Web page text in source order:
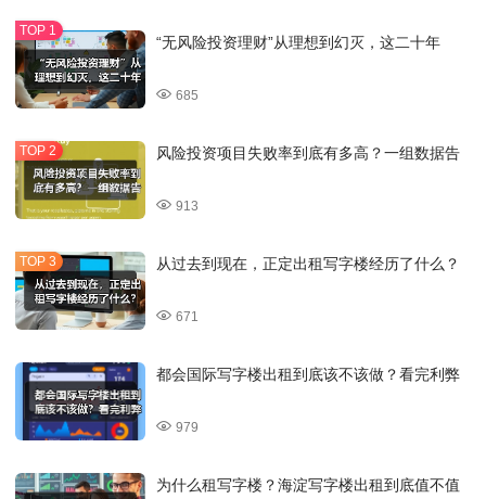
“无风险投资理财”从理想到幻灭，这二十年
685
风险投资项目失败率到底有多高？一组数据告
913
从过去到现在，正定出租写字楼经历了什么？
671
都会国际写字楼出租到底该不该做？看完利弊
979
为什么租写字楼？海淀写字楼出租到底值不值